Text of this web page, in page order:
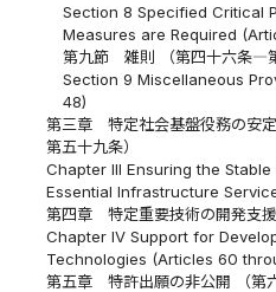
Section 8 Specified Critical
Measures are Required
第九節 雑則 （第四十六条―第
Section 9 Miscellaneous
48)
第三章 特定社会基盤役務の安
第五十九条）
Chapter III Ensuring the
Essential Infrastructure
第四章 特定重要技術の開発支
Chapter IV Support for
Technologies (Articles 60
第五章 特許出願の非公開 （第